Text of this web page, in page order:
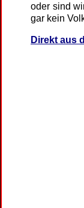
oder sind
gar kein
Direkt aus